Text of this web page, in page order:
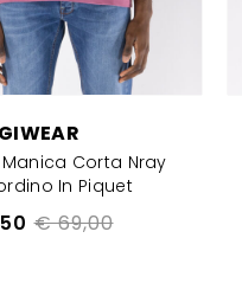
Manica Corta Nray
In Piquet
€ 69,00